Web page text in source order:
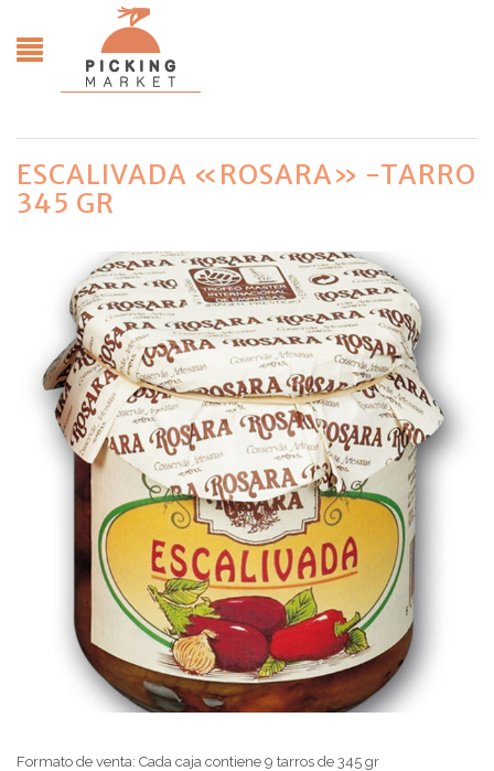
ESCALIVADA «ROSARA» -TARRO
345 GR
Formato de venta: Cada caja contiene 9 tarros de 345 gr